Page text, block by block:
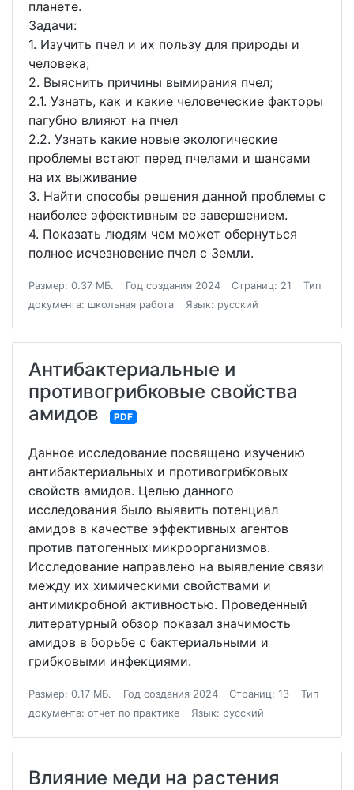
планете.
Задачи:
1. Изучить пчел и их пользу для природы и
человека;
2. Выяснить причины вымирания пчел;
2.1. Узнать, как и какие человеческие факторы
пагубно влияют на пчел
2.2. Узнать какие новые экологические
проблемы встают перед пчелами и шансами
на их выживание
3. Найти способы решения данной проблемы с
наиболее эффективным ее завершением.
4. Показать людям чем может обернуться
полное исчезновение пчел с Земли.
Размер: 0.37 МБ. Год создания 2024 Страниц: 21
Тип
документа: школьная работа
Язык: русский
Антибактериальные и
противогрибковые свойства
амидов
PDF
Данное исследование посвящено изучению
антибактериальных и противогрибковых
свойств амидов. Целью данного
исследования было выявить потенциал
амидов в качестве эффективных агентов
против патогенных микроорганизмов.
Исследование направлено на выявление связи
между их химическими свойствами и
антимикробной активностью. Проведенный
литературный обзор показал значимость
амидов в борьбе с бактериальными и
грибковыми инфекциями.
Размер: 0.17 МБ. Год создания 2024 Страниц: 13
Тип
документа: отчет по практике
Язык: русский
Влияние меди на растения